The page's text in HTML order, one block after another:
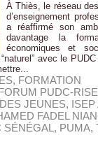
À Thiès, le réseau
d’enseignement
a réaffirmé son
davantage la
économiques et
avec le
, FORMATION
PUDC-
JEUNES, ISEP
FADEL
SÉNÉGAL , PUMA,